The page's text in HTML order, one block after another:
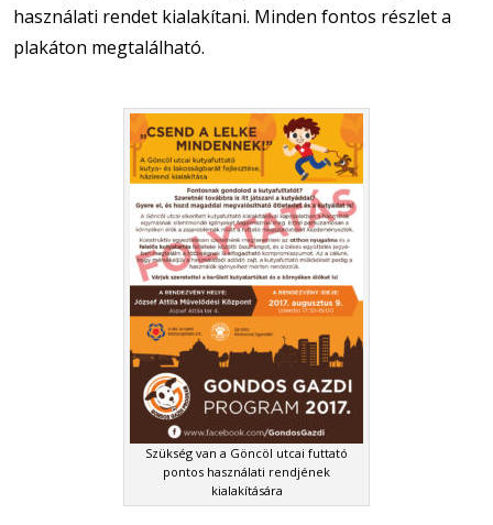
használati rendet kialakítani. Minden fontos részlet a
plakáton megtalálható.
Szükség van a Göncöl utcai futtató
pontos használati rendjének
kialakítására